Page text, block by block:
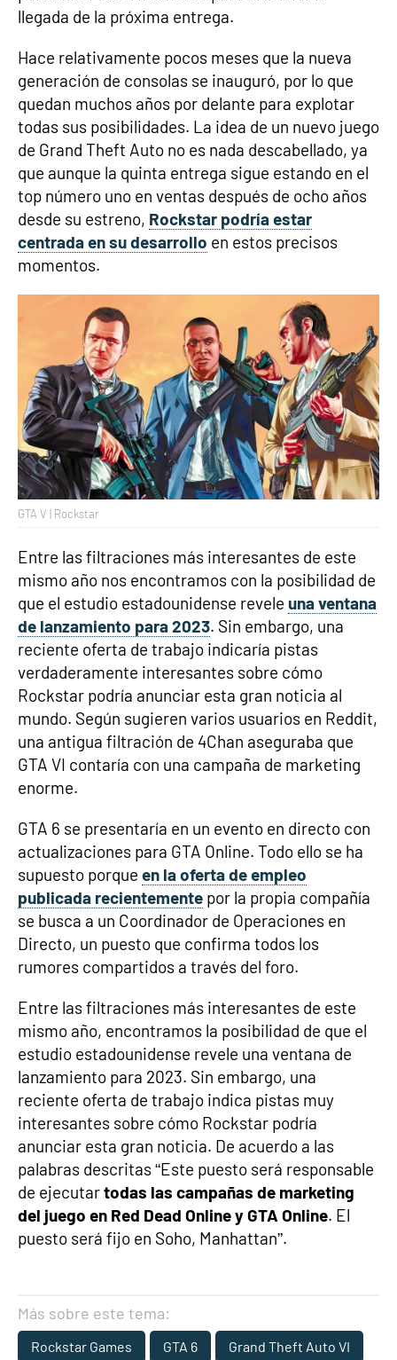
llegada de la próxima entrega.
Hace relativamente pocos meses que la nueva
generación de consolas se inauguró, por lo que
quedan muchos años por delante para explotar
todas sus posibilidades. La idea de un nuevo juego
de Grand Theft Auto no es nada descabellado, ya
que aunque la quinta entrega sigue estando en el
top número uno en ventas después de ocho años
desde su estreno, Rockstar podría estar
centrada en su desarrollo en estos precisos
momentos.
GTA V | Rockstar
Entre las filtraciones más interesantes de este
mismo año nos encontramos con la posibilidad de
que el estudio estadounidense revele una ventana
de lanzamiento para 2023. Sin embargo, una
reciente oferta de trabajo indicaría pistas
verdaderamente interesantes sobre cómo
Rockstar podría anunciar esta gran noticia al
mundo. Según sugieren varios usuarios en Reddit,
una antigua filtración de 4Chan aseguraba que
GTA VI contaría con una campaña de marketing
enorme.
GTA 6 se presentaría en un evento en directo con
actualizaciones para GTA Online. Todo ello se ha
supuesto porque en la oferta de empleo
publicada recientemente por la propia compañía
se busca a un Coordinador de Operaciones en
Directo, un puesto que confirma todos los
rumores compartidos a través del foro.
Entre las filtraciones más interesantes de este
mismo año, encontramos la posibilidad de que el
estudio estadounidense revele una ventana de
lanzamiento para 2023. Sin embargo, una
reciente oferta de trabajo indica pistas muy
interesantes sobre cómo Rockstar podría
anunciar esta gran noticia. De acuerdo a las
palabras descritas “Este puesto será responsable
de ejecutartodas las campañas de marketing
del juego en Red Dead Online y GTA Online. El
puesto será fijo en Soho, Manhattan”.
Más sobre este tema:
Rockstar Games GTA 6 Grand Theft Auto VI